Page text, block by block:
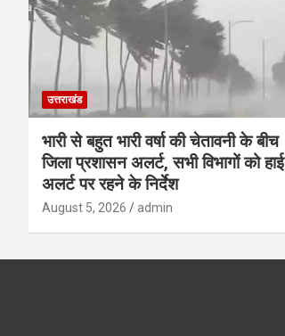
उत्तराखंड
भारी से बहुत भारी वर्षा की चेतावनी के बीच
जिला प्रशासन अलर्ट, सभी विभागों को हाई
अलर्ट पर रहने के निर्देश
August 5, 2026 admin